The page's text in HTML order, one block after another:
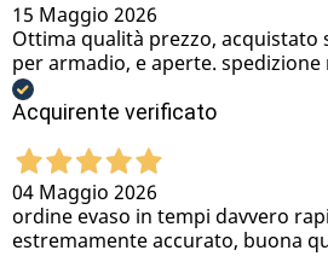
15 Maggio 2026
Ottima qualità prezzo, acquistato
per armadio, e aperte.
Acquirente verificato
04 Maggio 2026
ordine evaso in tempi davvero
estremamente accurato, buona